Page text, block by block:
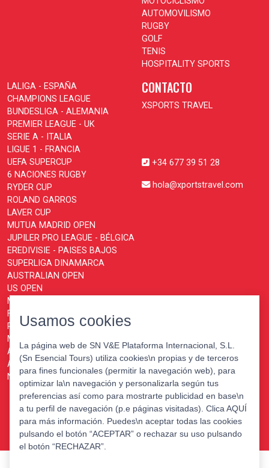
AUTOMOVILISMO
RUGBY
GOLF
TENIS
HOSPITALITY SPORTS
LALIGA - ESPAÑA
CHAMPIONS LEAGUE
BUNDESLIGA - ALEMANIA
PREMIER LEAGUE - UK
SERIE A - ITALIA
LIGUE 1 - FRANCIA
UEFA SUPERCUP
6 NACIONES RUGBY
RYDER CUP
ROLAND GARROS
LAVER CUP
MUTUA MADRID OPEN
JUPILER PRO LEAGUE - BÉLGICA
EREDIVISIE - PAISES BAJOS
SUPERLIGA DINAMARCA
AUSTRALIAN OPEN
US OPEN
MOTOGP
FORMULA 1
PARIS MASTERS
MONTECARLO MASTERS
ATP FINALS TURIN
ABN AMRO OPEN ROTTERDAM
NATIONS CHAMPIONSHIP
CONTACTO
XSPORTS TRAVEL
+34 677 39 51 28
hola@xportstravel.com
Usamos cookies
La página web de SN V&E Plataforma Internacional, S.L.
(Sn Esencial Tours) utiliza cookies\n propias y de terceros
para fines funcionales (permitir la navegación web), para
optimizar la\n navegación y personalizarla según tus
preferencias así como para mostrarte publicidad en base\n
a tu perfil de navegación (p.e páginas visitadas). Clica AQUÍ
para más información. Puedes\n aceptar todas las cookies
pulsando el botón “ACEPTAR” o rechazar su uso pulsando
el botón “RECHAZAR”.